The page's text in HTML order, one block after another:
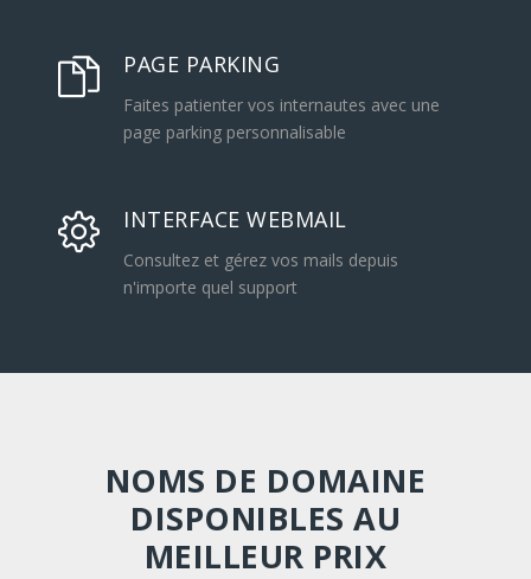
PAGE PARKING
Faites patienter vos internautes avec une
page parking personnalisable
INTERFACE WEBMAIL
Consultez et gérez vos mails depuis
n'importe quel support
NOMS DE DOMAINE
DISPONIBLES AU
MEILLEUR PRIX